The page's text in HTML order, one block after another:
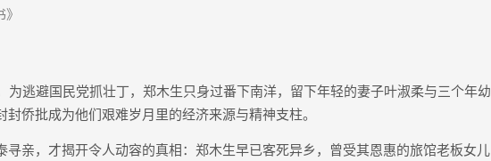
逃避国民党抓壮丁，郑木生只身过番下南洋，留下年轻的妻子叶淑柔与三个年幼
侨批成为他们艰难岁月里的经济来源与精神支柱。
亲，才揭开令人动容的真相：郑木生早已客死异乡，曾受其恩惠的旅馆老板女儿